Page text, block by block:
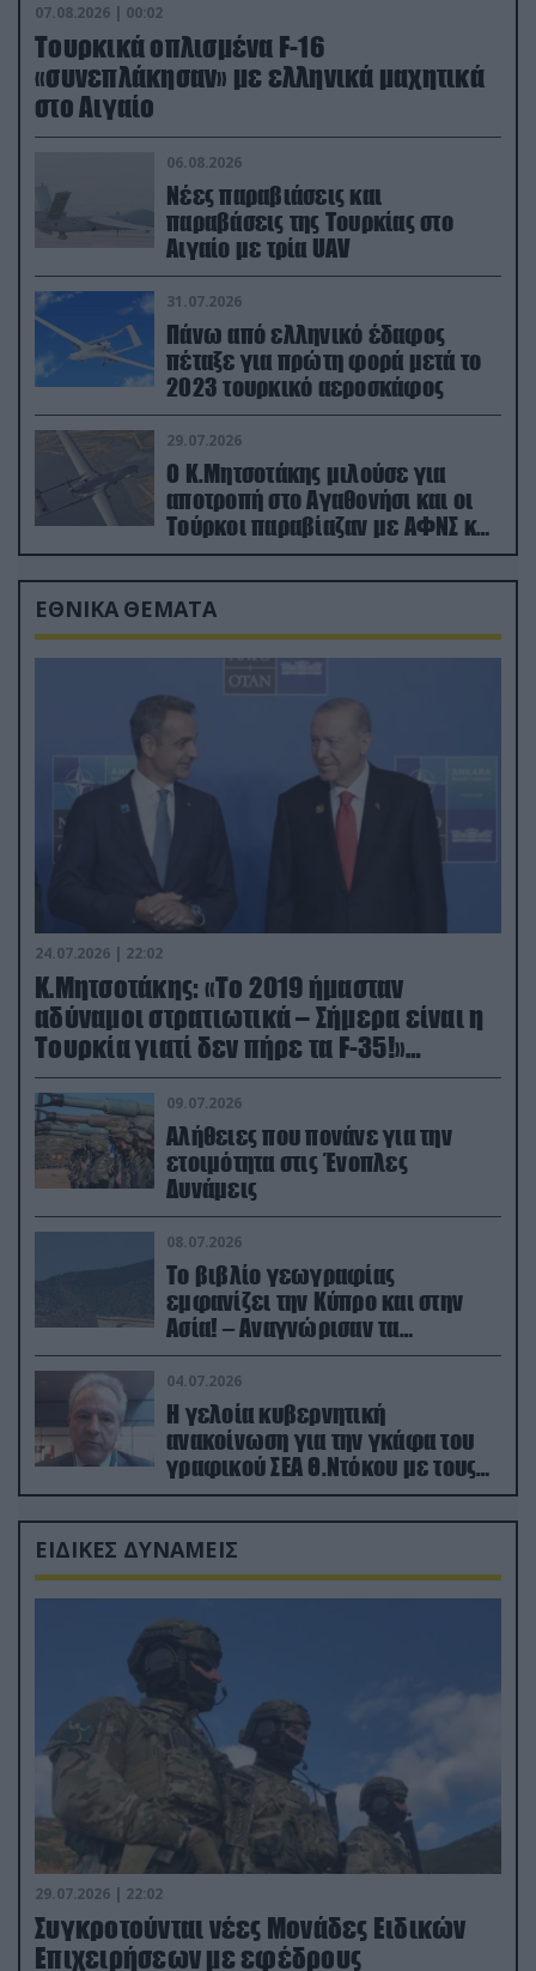
07.08.2026 | 00:02
Τουρκικά οπλισμένα F-16
«συνεπλάκησαν» με ελληνικά μαχητικά
στο Αιγαίο
06.08.2026
Νέες παραβιάσεις και
παραβάσεις της Τουρκίας στο
Αιγαίο με τρία UAV
31.07.2026
Πάνω από ελληνικό έδαφος
πέταξε για πρώτη φορά μετά το
2023 τουρκικό αεροσκάφος
29.07.2026
Ο Κ.Μητσοτάκης μιλούσε για
αποτροπή στο Αγαθονήσι και οι
Τούρκοι παραβίαζαν με ΑΦΝΣ και
drone
ΕΘΝΙΚΑ ΘΕΜΑΤΑ
24.07.2026 | 22:02
Κ.Μητσοτάκης: «Το 2019 ήμασταν
αδύναμοι στρατιωτικά – Σήμερα είναι η
Τουρκία γιατί δεν πήρε τα F-35!»
(βίντεο)
09.07.2026
Αλήθειες που πονάνε για την
ετοιμότητα στις Ένοπλες
Δυνάμεις
08.07.2026
Το βιβλίο γεωγραφίας
εμφανίζει την Κύπρο και στην
Ασία! – Αναγνώρισαν τα
κατεχόμενα; (φωτο)
04.07.2026
Η γελοία κυβερνητική
ανακοίνωση για την γκάφα του
γραφικού ΣΕΑ Θ.Ντόκου με τους
Ρώσους φαρσέρ
ΕΙΔΙΚΕΣ ΔΥΝΑΜΕΙΣ
29.07.2026 | 22:02
Συγκροτούνται νέες Μονάδες Ειδικών
Επιχειρήσεων με εφέδρους